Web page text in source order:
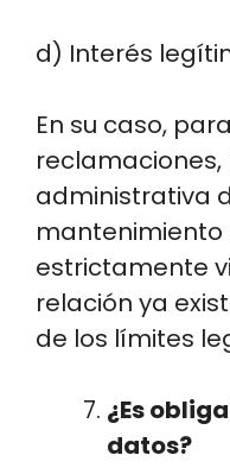
d) Interés
En su caso,
administrativa
mantenimiento
estrictamente
relación ya
de los límites
¿Es
datos?